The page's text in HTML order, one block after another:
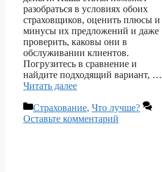
разобраться в условиях обоих
страховщиков, оценить плюсы и
минусы их предложений и даже
проверить, каковы они в
обслуживании клиентов.
Погрузитесь в сравнение и
найдите подходящий вариант, …
Читать далее
Рубрики
Страхование, Что лучше?
Оставьте комментарий